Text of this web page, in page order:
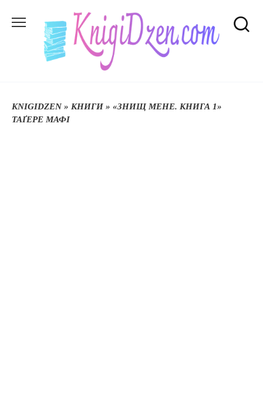
до
KNIGIDZEN» КНИГИ » «ЗНИЩ МЕНЕ. КНИГА 1»
ТАҐЕРЕ МАФІ